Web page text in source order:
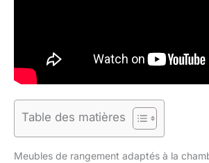
Table des matières
Meubles de rangement adaptés à la